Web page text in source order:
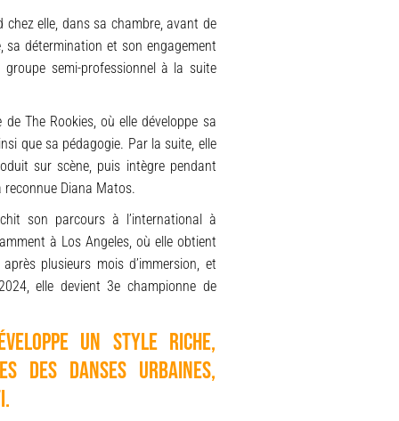
chez elle, dans sa chambre, avant de
sa détermination et son engagement
semi-professionnel à la suite
The Rookies, où elle développe sa
que sa pédagogie. Par la suite, elle
sur scène, puis intègre pendant
Diana Matos.
son parcours à l’international à
à Los Angeles, où elle obtient
plusieurs mois d’immersion, et
elle devient 3e championne de
un style riche,
des danses urbaines,